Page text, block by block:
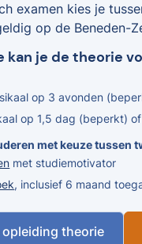
examen kies je
op de Beneden-
kan je de theorie
op 3 avonden
op 1,5 dag (beperkt)
met keuze tussen
met studiemotivator
, inclusief 6 maand
theorie